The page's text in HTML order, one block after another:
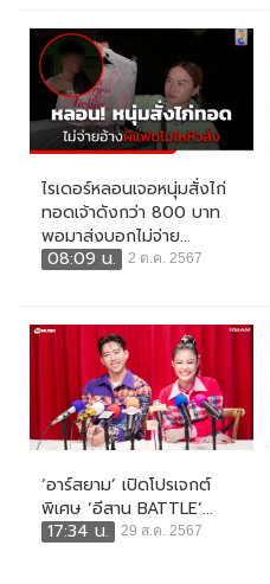
ไรเดอร์หลอนเจอหนุ่มสั่งไก่
ทอดเจ้าดังกว่า 800 บาท
พอมาส่งบอกไม่จ่าย...
08:09 น.
2 ต.ค. 2567
‘อาร์สยาม’ เปิดโปรเจกต์
พิเศษ ‘อีสาน BATTLE’...
17:34 น.
29 ส.ค. 2567